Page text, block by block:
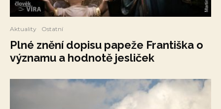
Aktuality Ostatní
Plné znění dopisu papeže Františka o
významu a hodnotě jesliček